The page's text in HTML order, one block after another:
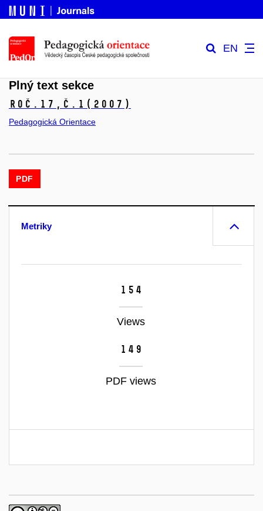
EN
Plný text sekce
Roč.17, č.1 (2007)
Pedagogická Orientace
PDF
Metriky
154
Views
149
PDF views